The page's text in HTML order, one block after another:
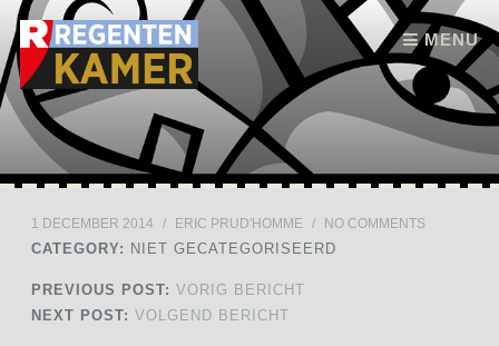
MENU
Skip to content
1 DECEMBER 2014 / ERIC PRUD'HOMME / NO COMMENTS
CATEGORY: NIET GECATEGORISEERD
PREVIOUS POST: VORIG BERICHT
NEXT POST: VOLGEND BERICHT